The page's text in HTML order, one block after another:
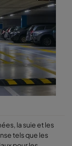
la suie et les
tels que les